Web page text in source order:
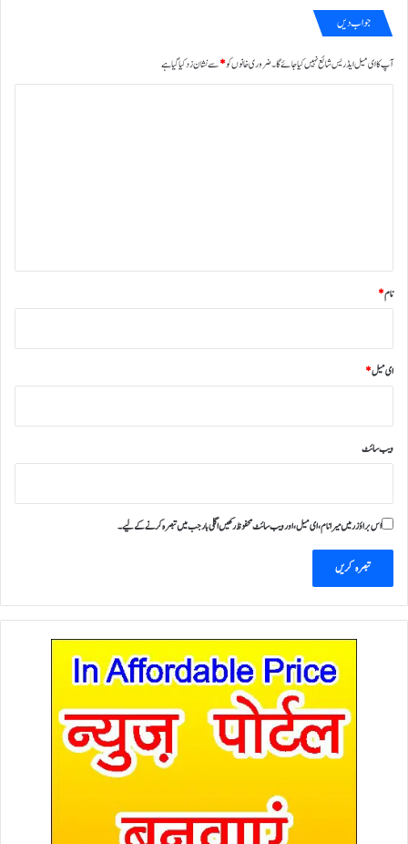
جواب دیں
آپ کا ای میل ایڈریس شائع نہیں کیا جائے گا۔ضروری خانوں کو*سے نشان زد کیا گیا ہے
نام*
ای میل*
ویب‌ سائٹ
اس براؤزر میں میرا نام، ای میل، اور ویب سائٹ محفوظ رکھیں اگلی بار جب میں تبصرہ کرنے کےلیے۔